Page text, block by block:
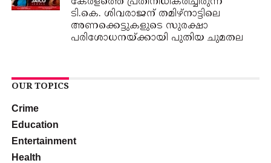
ടി.കെ. ശിവരാജന് തമിഴ്നാട്ടിലെ
അണക്കെട്ടുകളുടെ സുരക്ഷാ
പരിശോധനയ്ക്കായി പുതിയ ചുമതല
OUR TOPICS
Crime
Education
Entertainment
Health